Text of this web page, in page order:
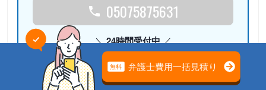
05075875631
24時間受付中
Webで相談